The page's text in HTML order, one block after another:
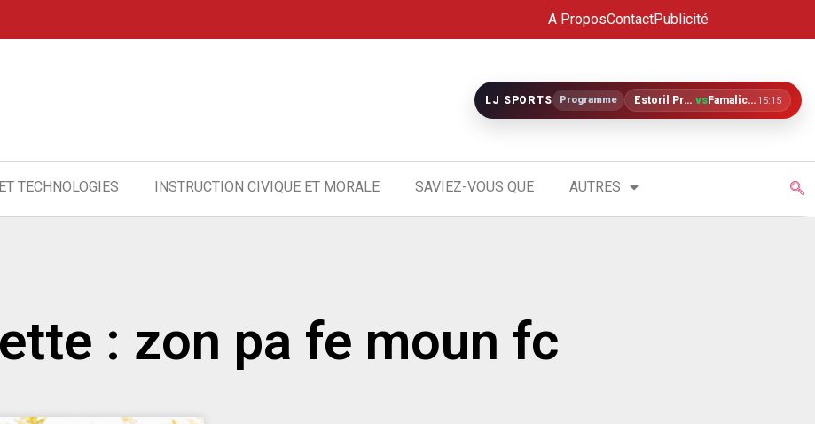
A ProposContactPublicité
LJ SPORTS Programme Estoril Praia vs Famalicão 15:15
TECHNOLOGIES INSTRUCTION CIVIQUE ET MORALE SAVIEZ-VOUS QUE AUTRES
: zon pa fe moun fc